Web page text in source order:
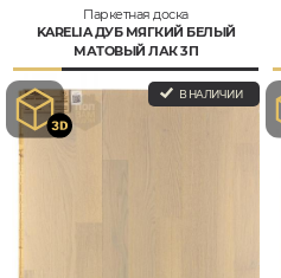
Паркетная доска
KARELIA ДУБ МЯГКИЙ БЕЛЫЙ
МАТОВЫЙ ЛАК 3П
В НАЛИЧИИ